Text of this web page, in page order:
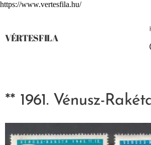
https://www.vertesfila.hu/
VÉRTESFILA
** 1961. Vénusz-